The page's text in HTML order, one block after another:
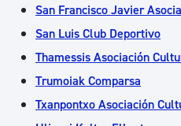
San Francisco Javier
San Luis Club Deportivo
Thamessis Asociación
Trumoiak Comparsa
Txanpontxo Asociación